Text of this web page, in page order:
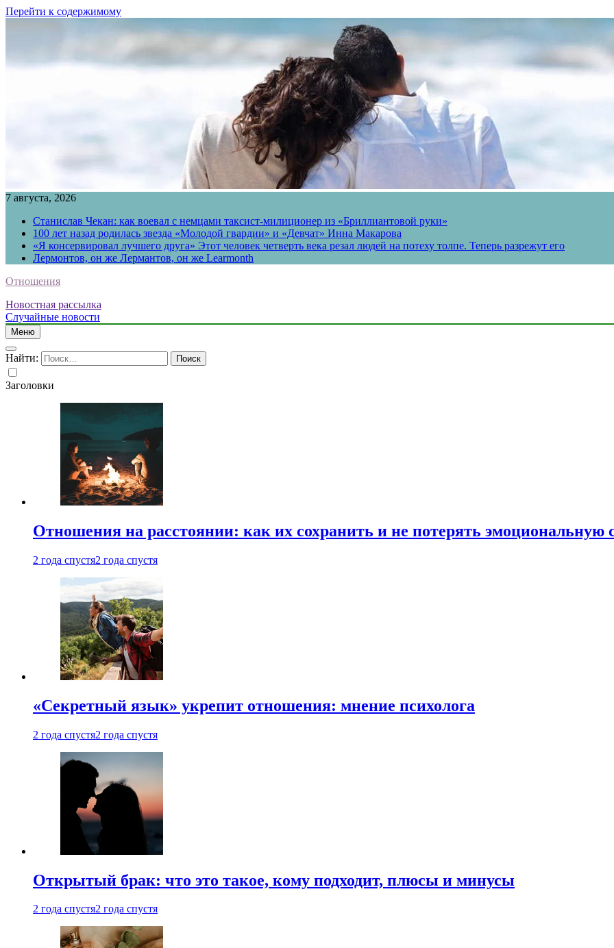
Перейти к содержимому
7 августа, 2026
Станислав Чекан: как воевал с немцами таксист-милиционер из «Бриллиантовой руки»
100 лет назад родилась звезда «Молодой гвардии» и «Девчат» Инна Макарова
«Я консервировал лучшего друга» Этот человек четверть века резал людей на потеху толпе. Теперь разрежут его
Лермонтов, он же Лермантов, он же Learmonth
Отношения
Новостная рассылка
Случайные новости
Меню
Найти:
Заголовки
Отношения на расстоянии: как их сохранить и не потерять
2 года спустя2 года спустя
«Секретный язык» укрепит отношения: мнение психолога
2 года спустя2 года спустя
Открытый брак: что это такое, кому подходит, плюсы и минусы
2 года спустя2 года спустя